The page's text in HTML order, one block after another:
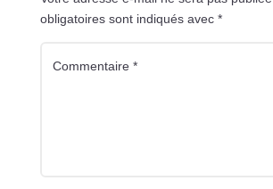
obligatoires sont indiqués avec *